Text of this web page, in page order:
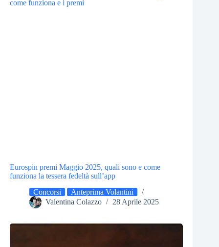
Eurospin premi Maggio 2025, quali sono e come
funziona la tessera fedeltà sull’app
Concorsi
Anteprima Volantini
Valentina Colazzo
28 Aprile 2025